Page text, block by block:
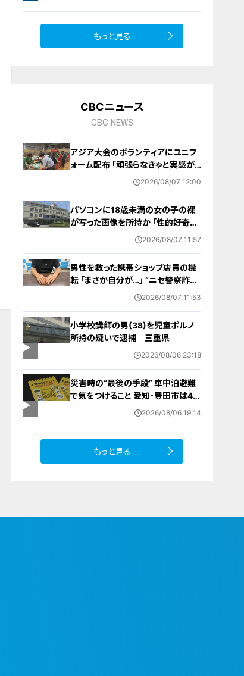
もっと見る
CBCニュース
CBC NEWS
アジア大会のボランティアにユニフ
ォーム配布 ｢頑張らなきゃと実感が
湧いた｣ 名古屋･中区の愛知県体育
2026/08/07 12:00
パソコンに18歳未満の女の子の裸
が写った画像を所持か ｢性的好奇心
を満たす目的｣ 小学校講師の38歳
2026/08/07 11:57
男性を救った携帯ショップ店員の機
転 ｢まさか自分が…｣ “ニセ警察詐
欺”を間一髪で防ぐ 被害者が語る事
2026/08/07 11:53
小学校講師の男(38)を児童ポルノ
所持の疑いで逮捕 三重県
2026/08/06 23:18
災害時の“最後の手段” 車中泊避難
で気をつけること 愛知･豊田市は4年
前からマニュアル作成 最悪の場合2026/08/06 19:14
もっと見る